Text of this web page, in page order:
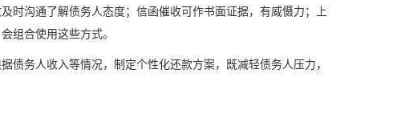
时沟通了解债务人态度；信函催收可作书面证据，有威慑力；上
组合使用这些方式。
债务人收入等情况，制定个性化还款方案，既减轻债务人压力，